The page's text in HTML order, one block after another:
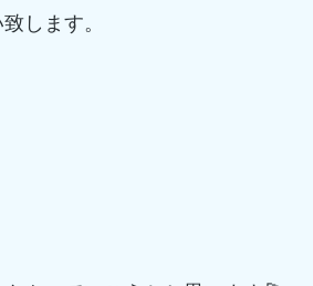
します。